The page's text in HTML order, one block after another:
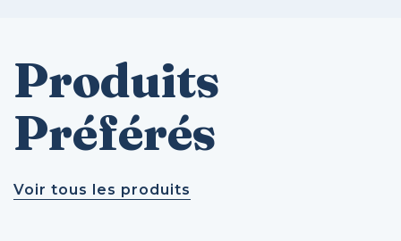
Produits
Préférés
Voir tous les produits